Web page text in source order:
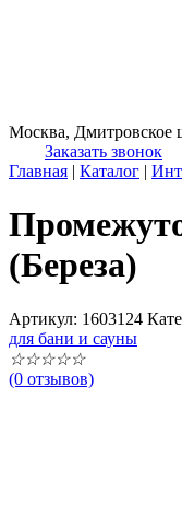
Москва, Дмитровское
Заказать звонок
Главная | Каталог |
(Береза)
Артикул: 1603124
для бани и сауны
☆☆☆☆☆
(0 отзывов)